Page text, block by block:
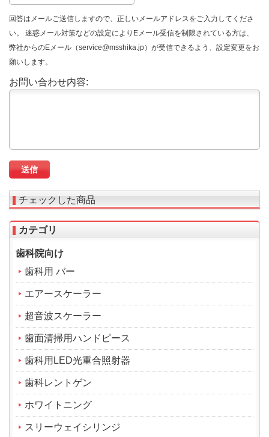
回答はメールご送信しますので、正しいメールアドレスをご入力してくださ
い。 迷惑メール対策などの設定によりEメール受信を制限されている方は、
弊社からのEメール（service@msshika.jp）が受信できるよう、設定変更をお
願いします。
お問い合わせ内容:
チェックした商品
カテゴリ
歯科院向け
歯科用 バー
エアースケーラー
超音波スケーラー
歯面清掃用ハンドピース
歯科用LED光重合照射器
歯科レントゲン
ホワイトニング
スリーウェイシリンジ